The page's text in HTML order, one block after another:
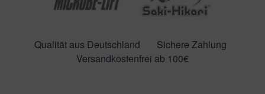
Qualität aus Deutschland
Sichere Zahlung
Versandkostenfrei ab 100€